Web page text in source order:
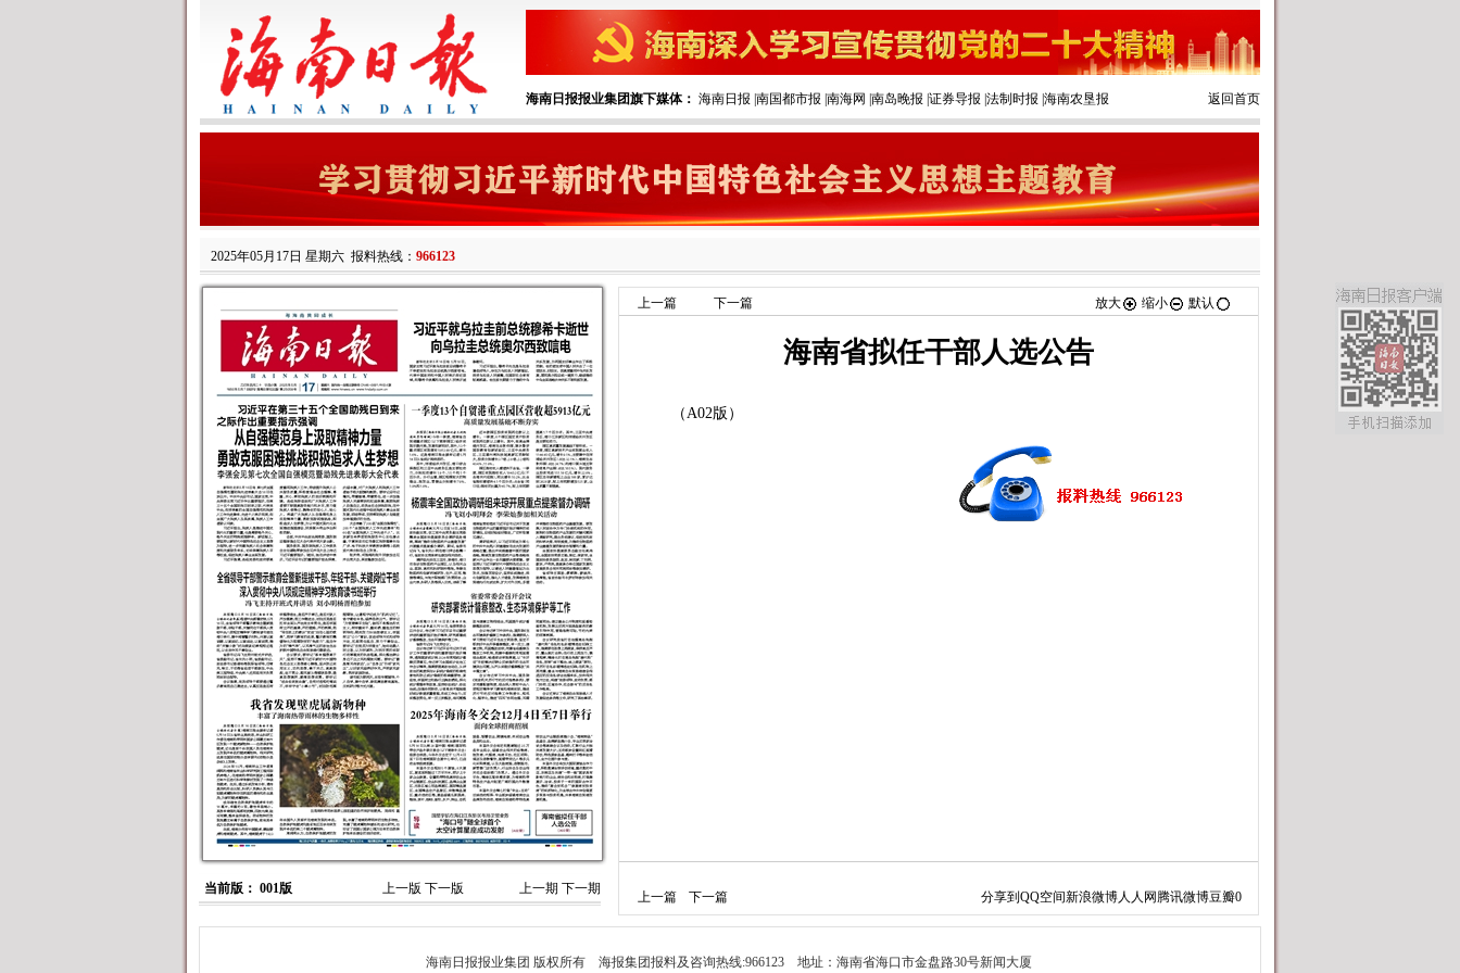
海南日报报业集团旗下媒体： 海南日报 南国都市报 南海网 南岛晚报 证券导报 法制时报 海南农垦报 返回首页
2025年05月17日 星期六 报料热线： 966123
当前版： 001版 上一版 下一版 上一期 下一期
上一篇 下一篇 放大 缩小 默认
海南省拟任干部人选公告
（A02版）
上一篇 下一篇 分享到 QQ空间新浪微博人人网 腾讯微博豆瓣0